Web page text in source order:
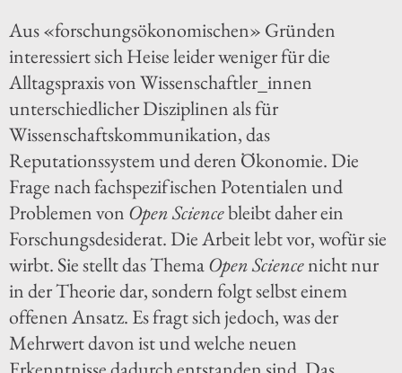
Aus «forschungsökonomischen» Gründen
interessiert sich Heise leider weniger für die
Alltagspraxis von Wissenschaftler_innen
unterschiedlicher Disziplinen als für
Wissenschaftskommunikation, das
Reputationssystem und deren Ökonomie. Die
Frage nach fachspezifischen Potentialen und
Problemen von Open Sciencebleibt daher ein
Forschungsdesiderat. Die Arbeit lebt vor, wofür sie
wirbt. Sie stellt das ThemaOpen Sciencenicht nur
in der Theorie dar, sondern folgt selbst einem
offenen Ansatz. Es fragt sich jedoch, was der
Mehrwert davon ist und welche neuen